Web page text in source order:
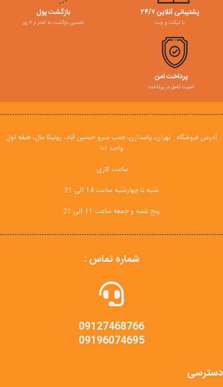
پشتیبانی آنلاین ۲۴/۷
با تیکت و چت
بازگشت پول
تضمین بازگشت به کمتر از ۷ روز
پرداخت امن
امنیت کامل در پرداخت
آدرس فروشگاه : تهران، پاسدارن، جنب مترو حسین آباد، رونیکا مال، طبقه اول
واحد ۱۰۱
ساعت کاری:
شنبه تا چهارشنبه ساعت 14 الی 21
پنج شنبه و جمعه ساعت 11 الی 21
شماره تماس :
09127468766
09196074695
دسترسی